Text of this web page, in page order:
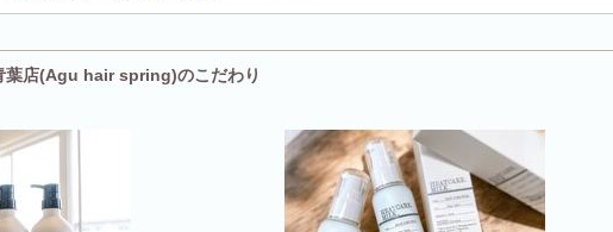
ットでON/OFFもキマる。再現性高くセット
葉店(Agu hair spring)のこだわり